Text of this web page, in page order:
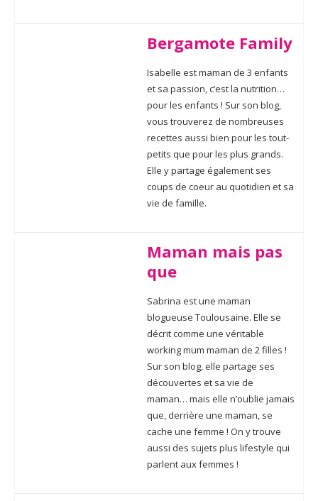
Bergamote Family
Isabelle est maman de 3 enfants
et sa passion, c’est la nutrition…
pour les enfants ! Sur son blog,
vous trouverez de nombreuses
recettes aussi bien pour les tout-
petits que pour les plus grands.
Elle y partage également ses
coups de coeur au quotidien et sa
vie de famille.
Maman mais pas
que
Sabrina est une maman
blogueuse Toulousaine. Elle se
décrit comme une véritable
working mum maman de 2 filles !
Sur son blog, elle partage ses
découvertes et sa vie de
maman… mais elle n’oublie jamais
que, derrière une maman, se
cache une femme ! On y trouve
aussi des sujets plus lifestyle qui
parlent aux femmes !